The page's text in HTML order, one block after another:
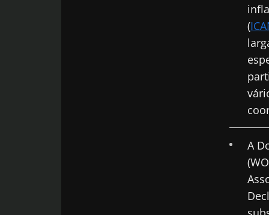
(
A